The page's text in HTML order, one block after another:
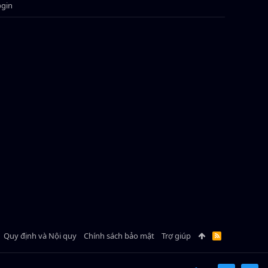
Quy định và Nội quy Chính sách bảo mật Trợ giúp
R
S